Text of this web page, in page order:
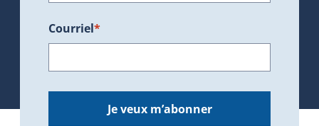
Courriel*
Je veux m’abonner